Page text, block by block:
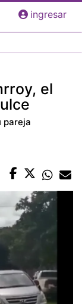
ingresar
el
pareja